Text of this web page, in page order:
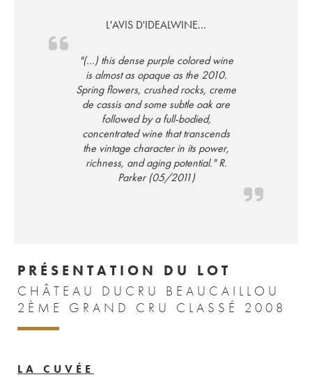
L'AVIS D'IDEALWINE...
"(...) this dense purple colored wine
is almost as opaque as the 2010.
Spring flowers, crushed rocks, creme
de cassis and some subtle oak are
followed by a full-bodied,
concentrated wine that transcends
the vintage character in its power,
richness, and aging potential." R.
Parker (05/2011)
PRÉSENTATION DU LOT
CHÂTEAU DUCRU BEAUCAILLOU
2ÈME GRAND CRU CLASSÉ 2008
LA CUVÉE